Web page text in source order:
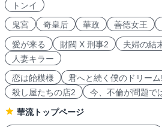
トンイ
鬼宮
奇皇后 華政 善徳女王
愛が来る 財閥 X 刑事2 夫婦の結
人妻キラー
恋は飴模様
君へと続く僕のドリーム!
殺し屋たちの店2
今、不倫が問題で
華流トップページ